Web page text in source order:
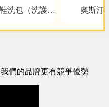
洗包（洗護）
態加盟創業
奧斯汀
們的品牌更有競爭優勢